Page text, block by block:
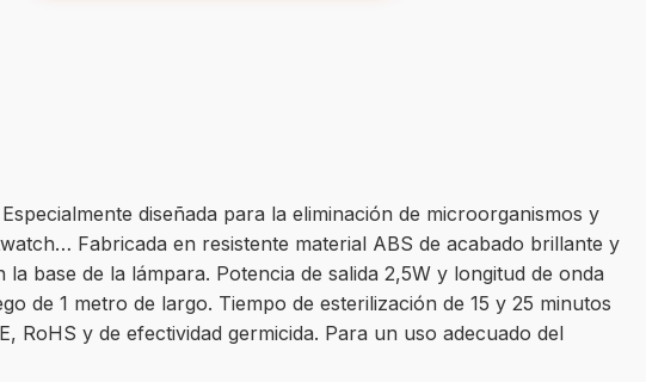
diseñada para la eliminación de microorganismos y
Fabricada en resistente material ABS de acabado brillante y
base de la lámpara. Potencia de salida 2,5W y longitud de onda
de 1 metro de largo. Tiempo de esterilización de 15 y 25 minutos
RoHS y de efectividad germicida. Para un uso adecuado del